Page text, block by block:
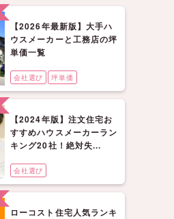
【2026年最新版】大手ハ
ウスメーカーと工務店の坪
単価一覧
会社選び 坪単価
【2024年版】注文住宅お
すすめハウスメーカーラン
キング20社！絶対失...
会社選び
ローコスト住宅人気ランキ